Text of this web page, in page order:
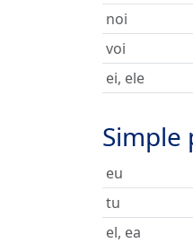
noi
voi
ei, ele
Simple
eu
tu
el, ea